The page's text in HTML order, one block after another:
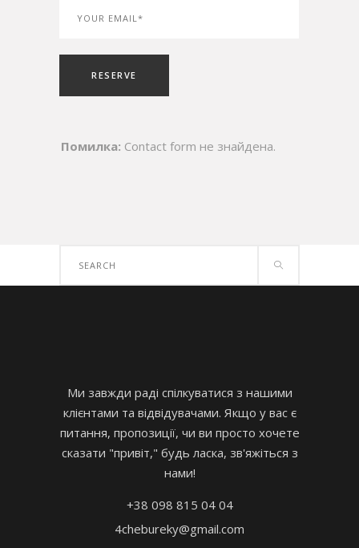
Помилка: Contact form не знайдена.
Ми завжди раді спілкуватися з нашими
клієнтами та відвідувачами. Якщо у вас є
питання, пропозиції, чи ви просто хочете
сказати "привіт," будь ласка, зв'яжіться з
нами!
+38 098 815 04 04
4chebureky@gmail.com